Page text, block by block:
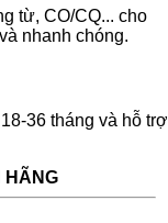
từ, CO/CQ... cho
nhanh chóng.
36 tháng và hỗ trợ
HÃNG